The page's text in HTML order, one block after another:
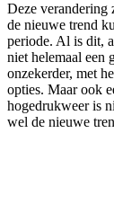
Deze verandering
de nieuwe trend
periode. Al is dit,
niet helemaal een
onzekerder, met
opties. Maar ook
hogedrukweer is
wel de nieuwe